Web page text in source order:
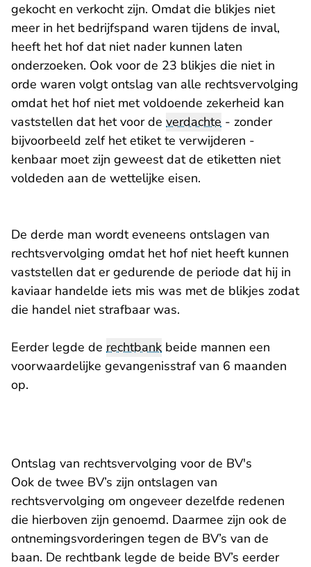
gekocht en verkocht zijn. Omdat die blikjes niet
meer in het bedrijfspand waren tijdens de inval,
heeft het hof dat niet nader kunnen laten
onderzoeken. Ook voor de 23 blikjes die niet in
orde waren volgt ontslag van alle rechtsvervolging
omdat het hof niet met voldoende zekerheid kan
vaststellen dat het voor de verdachte - zonder
bijvoorbeeld zelf het etiket te verwijderen -
kenbaar moet zijn geweest dat de etiketten niet
voldeden aan de wettelijke eisen.
De derde man wordt eveneens ontslagen van
rechtsvervolging omdat het hof niet heeft kunnen
vaststellen dat er gedurende de periode dat hij in
kaviaar handelde iets mis was met de blikjes zodat
die handel niet strafbaar was.
Eerder legde de rechtbank beide mannen een
voorwaardelijke gevangenisstraf van 6 maanden
op.
Ontslag van rechtsvervolging voor de BV's
Ook de twee BV’s zijn ontslagen van
rechtsvervolging om ongeveer dezelfde redenen
die hierboven zijn genoemd. Daarmee zijn ook de
ontnemingsvorderingen tegen de BV’s van de
baan. De rechtbank legde de beide BV’s eerder